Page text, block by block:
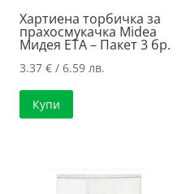
Хартиена торбичка за
прахосмукачка Midea
Мидея ETA – Пакет 3 бр.
3.37€ / 6.59 лв.
Купи